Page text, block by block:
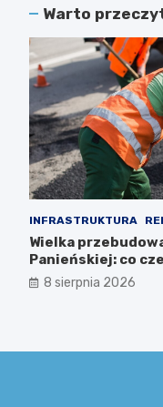
Warto
INFRASTRUKTURA
Wielka
Panieńskiej: co
8 sierpnia 2026